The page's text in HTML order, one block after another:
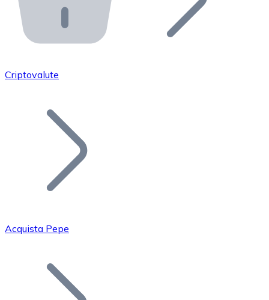
API Bitnovo
Integra la nostra API nel tuo ecosistema.
Unisciti alla nostra rete di rivenditori e
Aggiungi il token del tuo progetto al nostro servizio di
Bitcoin
Criptovalute
Acquista Pepe